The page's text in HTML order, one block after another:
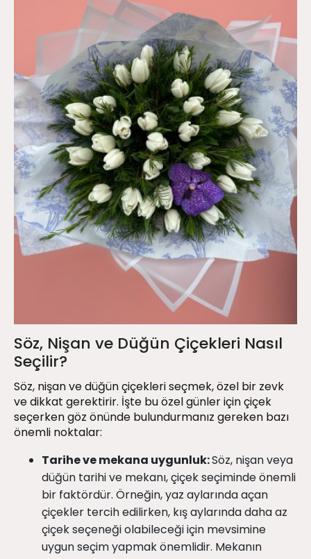
Söz, Nişan ve Düğün Çiçekleri Nasıl
Seçilir?
Söz, nişan ve düğün çiçekleri seçmek, özel bir zevk
ve dikkat gerektirir. İşte bu özel günler için çiçek
seçerken göz önünde bulundurmanız gereken bazı
önemli noktalar:
Tarihe ve mekana uygunluk:Söz, nişan veya
düğün tarihi ve mekanı, çiçek seçiminde önemli
bir faktördür. Örneğin, yaz aylarında açan
çiçekler tercih edilirken, kış aylarında daha az
çiçek seçeneği olabileceği için mevsimine
uygun seçim yapmak önemlidir. Mekanın